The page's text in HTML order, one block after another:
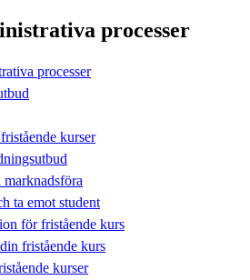
processer
processer
kurser
ta emot student
för fristående kurs
fristående kurs
kurser